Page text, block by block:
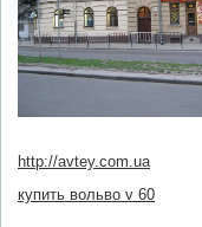
http://avtey.com.ua
купить вольво v 60